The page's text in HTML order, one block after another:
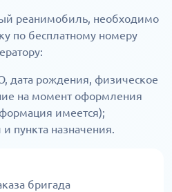
реанимобиль, необходимо
по бесплатному номеру
дата рождения, физическое
на момент оформления
имеется);
и пункта назначения.
бригада